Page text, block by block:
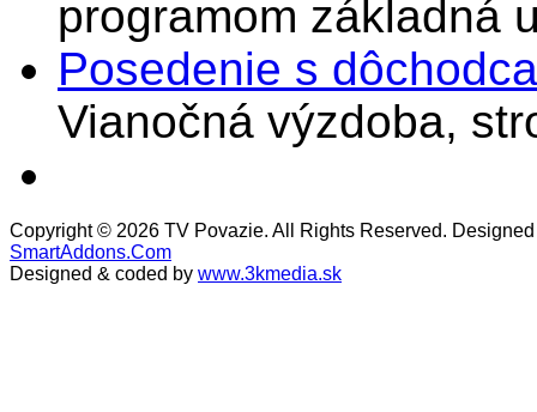
programom základná
Posedenie s
Vianočná výzdoba,
Copyright © 2026 TV Povazie. All Rights Reserved.
SmartAddons.Com
Designed & coded by www.3kmedia.sk